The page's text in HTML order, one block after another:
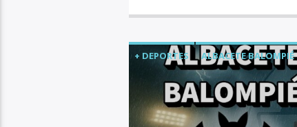
+ DEPORTES ALBACETE BALOMPIÉ
ÚLTIMA HORA